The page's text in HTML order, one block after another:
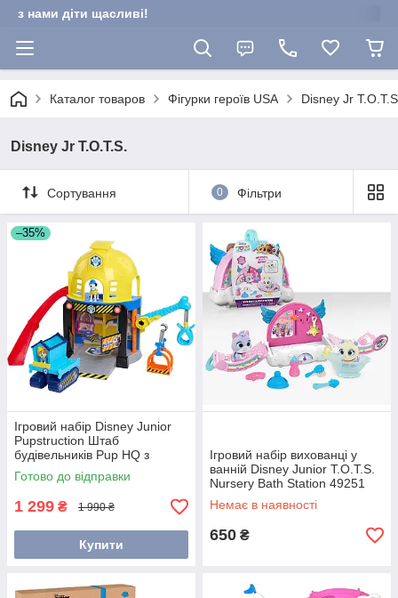
з нами діти щасливі!
Каталог товаров Фігурки героїв USA Disney Jr
Disney Jr T.O.T.S.
Сортування 0 Фільтри
–35%
Ігровий набір Disney Junior
Pupstruction Штаб
будівельників Pup HQ з
світлом, музикою та звуками
(12 елементів)
Готово до відправки
1 299 ₴ 1 990 ₴
Купити
Ігровий набір вихованці у
ванній Disney Junior T.O.T.S.
Nursery Bath Station 49251
Немає в наявності
650 ₴